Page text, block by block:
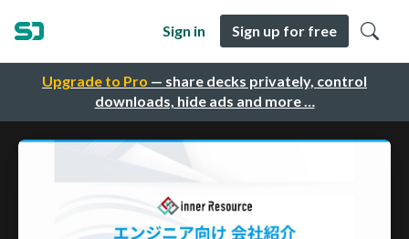
Upgrade to Pro — share decks privately, control
downloads, hide ads and more …
Sign in Sign up for free